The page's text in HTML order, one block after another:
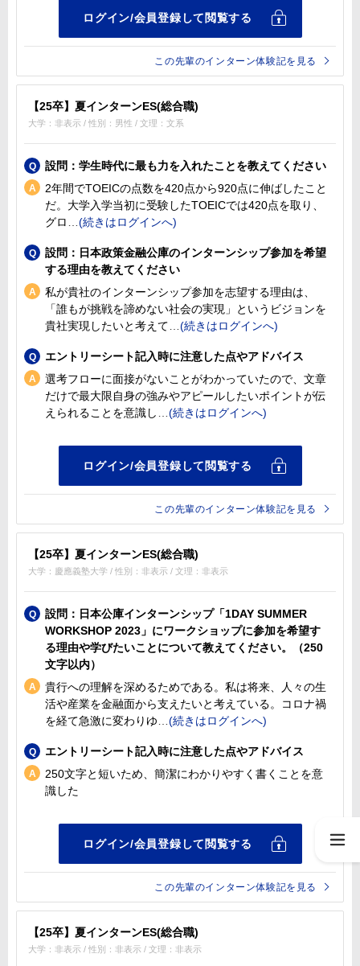
この先輩のインターン体験記を見る
【25卒】夏インターンES(総合職)
大学：非表示 / 性別：男性 / 文理：文系
設問：学生時代に最も力を入れたことを教えてください
2年間でTOEICの点数を420点から920点に伸ばしたこと
だ。大学入学当初に受験したTOEICでは420点を取り、
グロ
設問：日本政策金融公庫のインターンシップ参加を希望
する理由を教えてください
私が貴社のインターンシップ参加を志望する理由は、
「誰もが挑戦を諦めない社会の実現」というビジョンを
貴社実現したいと考えて
エントリーシート記入時に注意した点やアドバイス
選考フローに面接がないことがわかっていたので、文章
だけで最大限自身の強みやアピールしたいポイントが伝
えられることを意識し
この先輩のインターン体験記を見る
【25卒】夏インターンES(総合職)
大学：慶應義塾大学 / 性別：非表示 / 文理：非表示
設問：日本公庫インターンシップ「1DAY SUMMER
WORKSHOP 2023」にワークショップに参加を希望す
る理由や学びたいことについて教えてください。（250
文字以内）
貴行への理解を深めるためである。私は将来、人々の生
活や産業を金融面から支えたいと考えている。コロナ禍
を経て急激に変わりゆ
エントリーシート記入時に注意した点やアドバイス
250文字と短いため、簡潔にわかりやすく書くことを意
識した
この先輩のインターン体験記を見る
【25卒】夏インターンES(総合職)
大学：非表示 / 性別：非表示 / 文理：非表示